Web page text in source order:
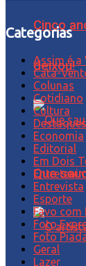
Cinco
deixou!
Que
Categorias
Assim é a
Cata-
Colunas
Cotidiano
Cultura
Destaques
Economia
Editorial
Em Dois
Entrevista
Esporte
Favo com
Foto
Foto
Geral
Lazer